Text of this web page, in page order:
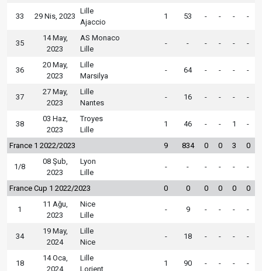
33 29 Nis, 2023
Lille
Ajaccio
1 53 - - - -
35
14 May,
2023
AS Monaco
Lille
- - - - - -
36
20 May,
2023
Lille
Marsilya
- 64 - - - -
37
27 May,
2023
Lille
Nantes
- 16 - - - -
38
03 Haz,
2023
Troyes
Lille
1 46 - - 1 -
France 1 2022/2023 9 834 0 0 3 0
1/8
08 Şub,
2023
Lyon
Lille
- - - - - -
France Cup 1 2022/2023 0 0 0 0 0 0
1
11 Ağu,
2023
Nice
Lille
- 9 - - - -
34
19 May,
2024
Lille
Nice
- 18 - - - -
18
14 Oca,
2024
Lille
Lorient
1 90 - - - -